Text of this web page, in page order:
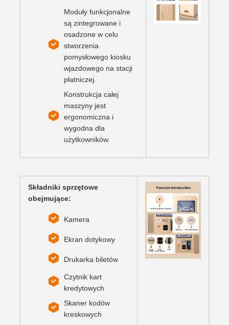
Moduły funkcjonalne
są zintegrowane i
osadzone w celu
stworzenia
pomysłowego kiosku
wjazdowego na stacji
płatniczej.
Konstrukcja całej
maszyny jest
ergonomiczna i
wygodna dla
użytkowników.
Składniki sprzętowe
obejmujące:
Kamera
Ekran dotykowy
Drukarka biletów
Czytnik kart
kredytowych
Skaner kodów
kreskowych